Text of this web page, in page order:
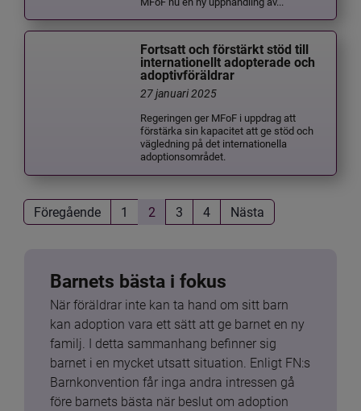
Fortsatt och förstärkt stöd till
internationellt adopterade och
adoptivföräldrar
27 januari 2025
Regeringen ger MFoF i uppdrag att
förstärka sin kapacitet att ge stöd och
vägledning på det internationella
adoptionsområdet.
Föregående 1 2 3 4 Nästa
Barnets bästa i fokus
När föräldrar inte kan ta hand om sitt barn
kan adoption vara ett sätt att ge barnet en ny
familj. I detta sammanhang befinner sig
barnet i en mycket utsatt situation. Enligt FN:s
Barnkonvention får inga andra intressen gå
före barnets bästa när beslut om adoption